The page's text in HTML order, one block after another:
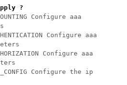
?
Configure aaa
Configure aaa
Configure aaa
Configure the ip